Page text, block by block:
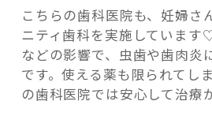
こちらの歯科医院も、妊婦さ
ニティ歯科を実施しています
などの影響で、虫歯や歯肉炎
です。使える薬も限られてし
の歯科医院では安心して治